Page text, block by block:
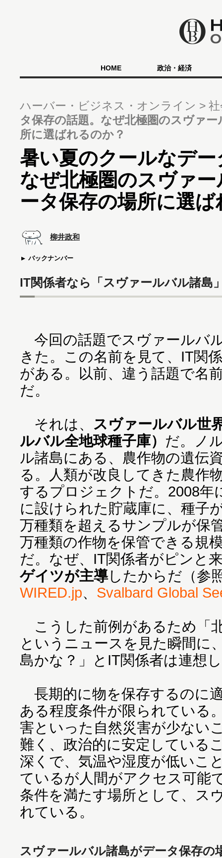
HOME 政治・経済
ハーバー・ビジネス・オンライン
タ保存の話題。なぜ北極圏のスヴァ
所に選ばれるのか？
暑い夏のクールなデ
なぜ北極圏のスヴァ
ータ保存の場所に選
柳井政和
バックナンバー
IT関係者なら「スヴァールバル諸島
今回の話題でスヴァールバ
きた。この名前を見て、IT関
がある。以前、違う話題で名
だ。
それは、 スヴァールバル世
ルバル全地球種子庫） だ。ノ
ル諸島にある、農作物の遺伝
る。人類が改良してきた農作
するプロジェクトだ。2008年
に設けられた貯蔵庫に、種子
万種類を超えるサンプルが保
万種類の作物を保管できる規
だ。なぜ、IT関係者がピンと
ゲイツが主導したからだ（参
WIRED.jp、 Svalbard Global
こうした前例があるため「
というニュースを見た瞬間に
島かな？」とIT関係者は連想
長期的に物を保存するのに
ある程度条件が限られている
害といった自然災害が少ない
難く、政治的に安定している
深くで、気温や湿度が低いこ
ているが人間がアクセス可能
条件を満たす場所として、ス
れている。
スヴァールバル諸島がデータ保存の